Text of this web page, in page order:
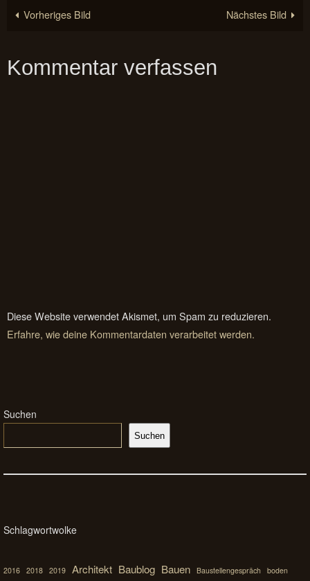
Vorheriges Bild Nächstes Bild
Kommentar verfassen
Diese Website verwendet Akismet, um Spam zu reduzieren.
Erfahre, wie deine Kommentardaten verarbeitet werden.
Suchen
Suchen
Schlagwortwolke
2016 2018 2019 Architekt Baublog Bauen Baustellengespräch boden